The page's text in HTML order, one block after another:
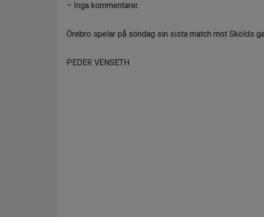
– Inga kommentarer.
Örebro spelar på söndag sin sista match mot Skölds
PEDER VENSETH